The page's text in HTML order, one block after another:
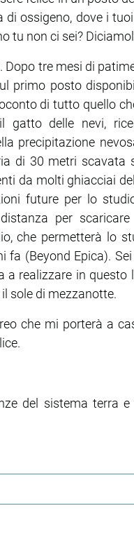
di ossigeno, dove i
tu non ci sei?
tre mesi di
primo posto
di tutto quello
gatto delle nevi,
precipitazione
di 30 metri scavata
da molti ghiacciai
future per lo
per
che permetterà lo
fa (Beyond Epica).
realizzare in questo
sole di mezzanotte.
che mi porterà a
del sistema terra e